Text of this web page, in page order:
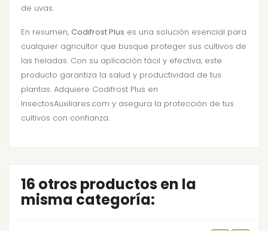
de uvas.
En resumen, Codifrost Plus es una solución esencial para
cualquier agricultor que busque proteger sus cultivos de
las heladas. Con su aplicación fácil y efectiva, este
producto garantiza la salud y productividad de tus
plantas. Adquiere Codifrost Plus en
InsectosAuxiliares.com y asegura la protección de tus
cultivos con confianza.
16 otros productos en la
misma categoría: